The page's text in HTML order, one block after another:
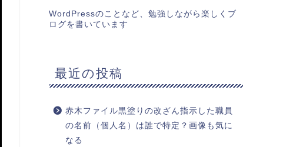
WordPressのことなど、勉強しながら楽しくブ
ログを書いています
最近の投稿
赤木ファイル黒塗りの改ざん指示した職員
の名前（個人名）は誰で特定？画像も気に
なる